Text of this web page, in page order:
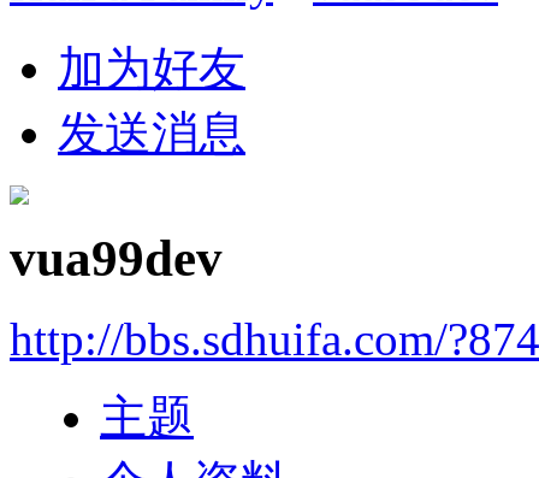
加为好友
发送消息
vua99dev
http://bbs.sdhuifa.com/
主题